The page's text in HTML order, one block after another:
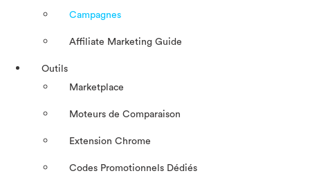
Campagnes
Affiliate Marketing Guide
Outils
Marketplace
Moteurs de Comparaison
Extension Chrome
Codes Promotionnels Dédiés